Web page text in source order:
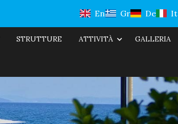
En Gr De It
STRUTTURE ATTIVITÀ GALLERIA